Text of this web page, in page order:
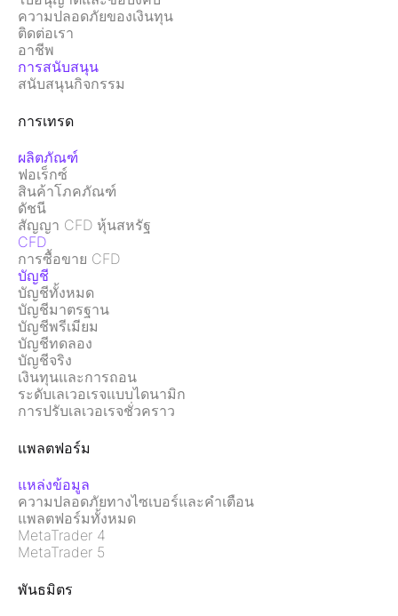
ความปลอดภัยของเงินทุน
ติดต่อเรา
อาชีพ
การสนับสนุน
สนับสนุนกิจกรรม
การเทรด
ผลิตภัณฑ์
ฟอเร็กซ์
สินค้าโภคภัณฑ์
ดัชนี
สัญญา CFD หุ้นสหรัฐ
CFD
การซื้อขาย CFD
บัญชี
บัญชีทั้งหมด
บัญชีมาตรฐาน
บัญชีพรีเมียม
บัญชีทดลอง
บัญชีจริง
เงินทุนและการถอน
ระดับเลเวอเรจแบบไดนามิก
การปรับเลเวอเรจชั่วคราว
แพลตฟอร์ม
แหล่งข้อมูล
ความปลอดภัยทางไซเบอร์และคำเตือน
แพลตฟอร์มทั้งหมด
MetaTrader 4
MetaTrader 5
พันธมิตร